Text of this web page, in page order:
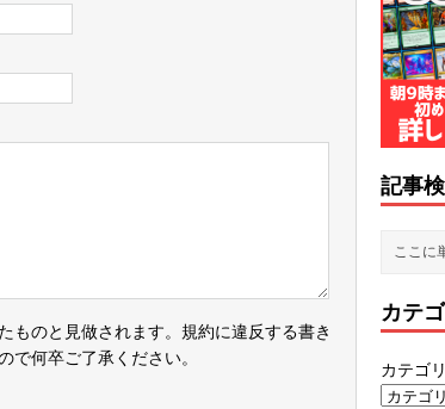
ものと見做されます。規約に違反する書き
で何卒ご了承ください。
記事
カテ
カテゴ